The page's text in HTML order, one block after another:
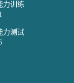
力训练
力测试